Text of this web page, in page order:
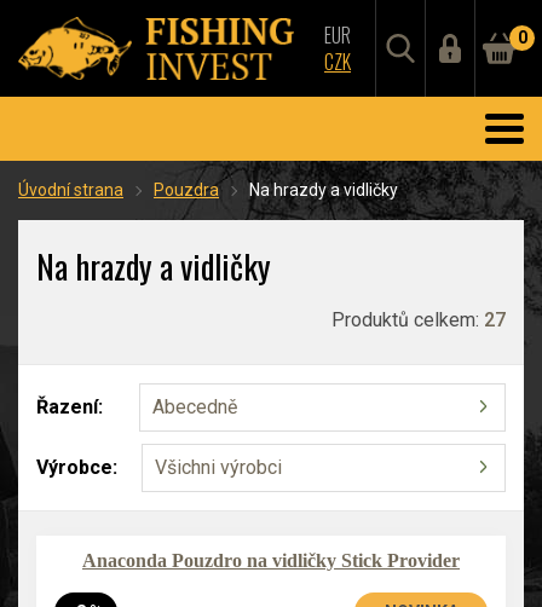
EUR
CZK
0
Úvodní strana Pouzdra Na hrazdy a vidličky
Na hrazdy a vidličky
Produktů celkem: 27
Řazení: Abecedně
Výrobce: Všichni výrobci
Anaconda Pouzdro na vidličky Stick Provider